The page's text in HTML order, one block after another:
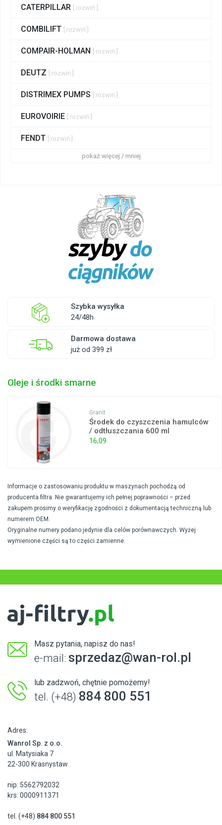
CATERPILLAR [ rozwiń ]
COMBILIFT [ rozwiń ]
COMPAIR-HOLMAN [ rozwiń ]
DEUTZ [ rozwiń ]
DISTRIMEX PUMPS [ rozwiń ]
EUROVOIRIE [ rozwiń ]
FENDT [ rozwiń ]
pokaż więcej / mniej
Szybka wysyłka
24/48h
Darmowa dostawa
już od 399 zł
Oleje i środki smarne
Granit
Środek do czyszczenia hamulców
/ odtłuszczania 600 ml
16,09
Informacje o zastosowaniu produktu w maszynach pochodzą od
producenta filtra. Nie gwarantujemy ich pełnej poprawności – przed
zakupem prosimy o weryfikację zgodności z dokumentacją techniczną lub
numerem OEM.
Oryginalne numery podano jedynie dla celów porównawczych. Wyżej
wymienione części są to części zamienne.
Masz pytania, napisz do nas!
e-mail: sprzedaz@wan-rol.pl
lub zadzwoń, chętnie pomożemy!
tel. (+48) 884 800 551
Adres:
Wanrol Sp. z o.o.
ul. Matysiaka 7
22-300 Krasnystaw
nip: 5562792032
krs: 0000911371
tel. (+48) 884 800 551